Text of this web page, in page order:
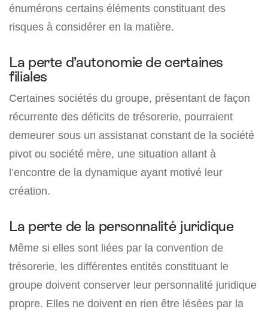
énumérons certains éléments constituant des
risques à considérer en la matière.
La perte d’autonomie de certaines
filiales
Certaines sociétés du groupe, présentant de façon
récurrente des déficits de trésorerie, pourraient
demeurer sous un assistanat constant de la société
pivot ou société mère, une situation allant à
l’encontre de la dynamique ayant motivé leur
création.
La perte de la personnalité juridique
Même si elles sont liées par la convention de
trésorerie, les différentes entités constituant le
groupe doivent conserver leur personnalité juridique
propre. Elles ne doivent en rien être lésées par la